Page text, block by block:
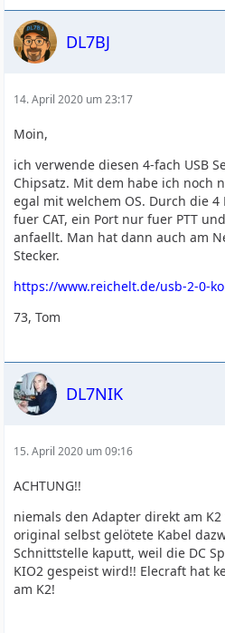
DL7BJ
14. April 2020 um 23:17
Moin,
ich verwende diesen 4-fach USB
Chipsatz. Mit dem habe ich noch
egal mit welchem OS. Durch die
fuer CAT, ein Port nur fuer PTT
anfaellt. Man hat dann auch am
Stecker.
https://www.reichelt.de/usb-2-0-
73, Tom
DL7NIK
15. April 2020 um 09:16
ACHTUNG!!
niemals den Adapter direkt am
original selbst gelötete Kabel
Schnittstelle kaputt, weil die DC
KIO2 gespeist wird!! Elecraft hat
am K2!